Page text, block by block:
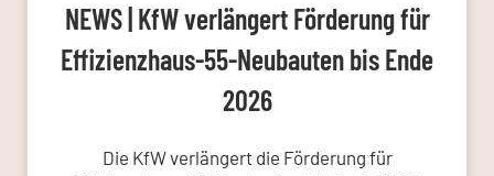
NEWS | KfW verlängert Förderung für
Effizienzhaus-55-Neubauten bis Ende
2026
Die KfW verlängert die Förderung für